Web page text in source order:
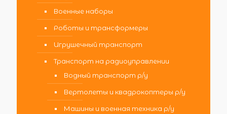
Военные наборы
Роботы и трансформеры
Игрушечный транспорт
Транспорт на радиоуправлении
Водный транспорт р/у
Вертолеты и квадрокоптеры р/у
Машины и военная техника р/у